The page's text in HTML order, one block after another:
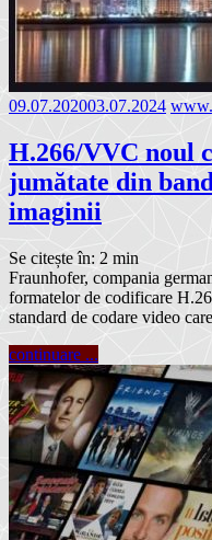
09.07.202003.07.2024
H.266/VVC noul
jumătate din
imaginii
Se citește în: 2 min
Fraunhofer, compania
formatelor de codificare
standard de codare video
continuare ...